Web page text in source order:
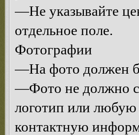
—Не указывайте
отдельное поле.
Фотографии
—На фото должен
—Фото не должно
логотип или
контактную